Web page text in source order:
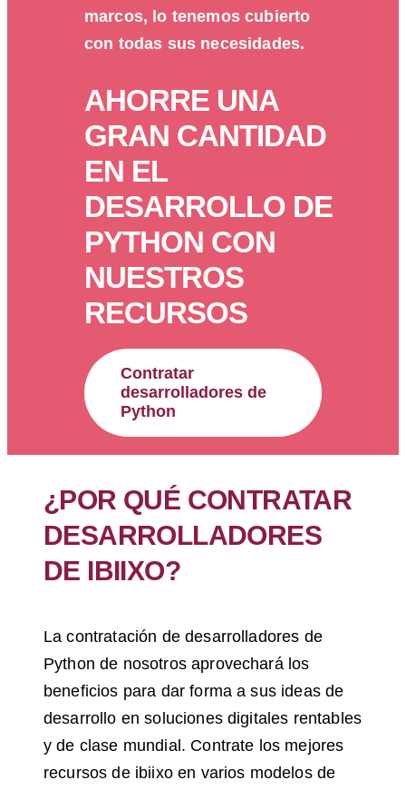
marcos, lo tenemos cubierto
con todas sus necesidades.
AHORRE UNA
GRAN CANTIDAD
EN EL
DESARROLLO DE
PYTHON CON
NUESTROS
RECURSOS
Contratar
desarrolladores de
Python
¿POR QUÉ CONTRATAR
DESARROLLADORES
DE IBIIXO?
La contratación de desarrolladores de
Python de nosotros aprovechará los
beneficios para dar forma a sus ideas de
desarrollo en soluciones digitales rentables
y de clase mundial. Contrate los mejores
recursos de ibiixo en varios modelos de